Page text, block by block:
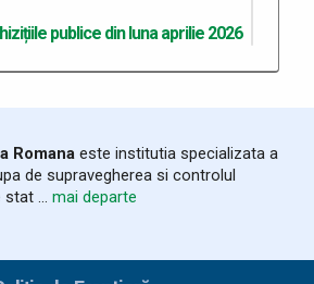
publice din luna aprilie 2026
Publice 2026 - versiunea 06
Achizițiilor Publice 2026 -
Romana este institutia specializata a
de supravegherea si controlul
... mai departe